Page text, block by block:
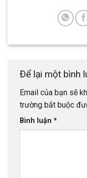
Để lại một bình
Email của bạn sẽ
trường bắt buộc
Bình luận *